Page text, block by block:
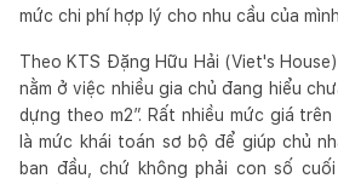
mức chi phí hợp lý cho nhu cầu của
Theo KTS Đặng Hữu Hải (Viet's
nằm ở việc nhiều gia chủ đang hiểu
dựng theo m2”. Rất nhiều mức giá
là mức khái toán sơ bộ để giúp chủ
ban đầu, chứ không phải con số